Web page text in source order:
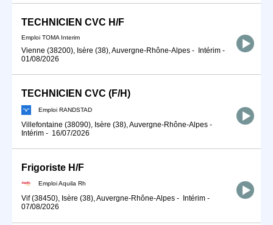
TECHNICIEN CVC H/F
Emploi TOMA Interim
Vienne (38200), Isère (38), Auvergne-Rhône-Alpes - Intérim -
01/08/2026
TECHNICIEN CVC (F/H)
Emploi RANDSTAD
Villefontaine (38090), Isère (38), Auvergne-Rhône-Alpes -
Intérim - 16/07/2026
Frigoriste H/F
Emploi Aquila Rh
Vif (38450), Isère (38), Auvergne-Rhône-Alpes - Intérim -
07/08/2026